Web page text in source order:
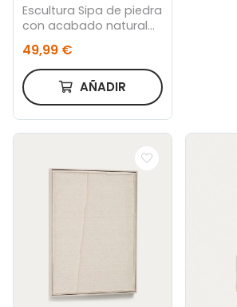
Escultura Sipa de piedra
con acabado natural
30 cm
49,99 €
AÑADIR